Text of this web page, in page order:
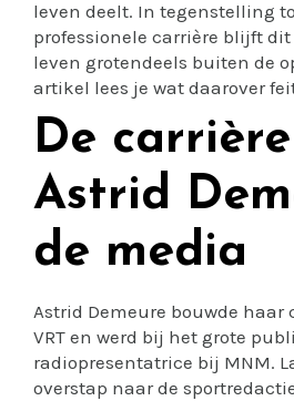
leven deelt. In tegenstelling
professionele carrière blijft
leven grotendeels buiten de
artikel lees je wat daarover
De
Astrid
de media
Astrid Demeure bouwde haar
VRT en werd bij het grote
radiopresentatrice bij MNM.
overstap naar de